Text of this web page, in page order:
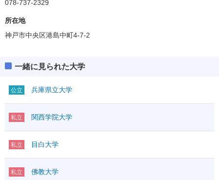
078-737-2329
所在地
神戸市中央区港島中町4-7-2
一緒に見られた大学
公立 兵庫県立大学
私立 関西学院大学
私立 目白大学
私立 佛教大学